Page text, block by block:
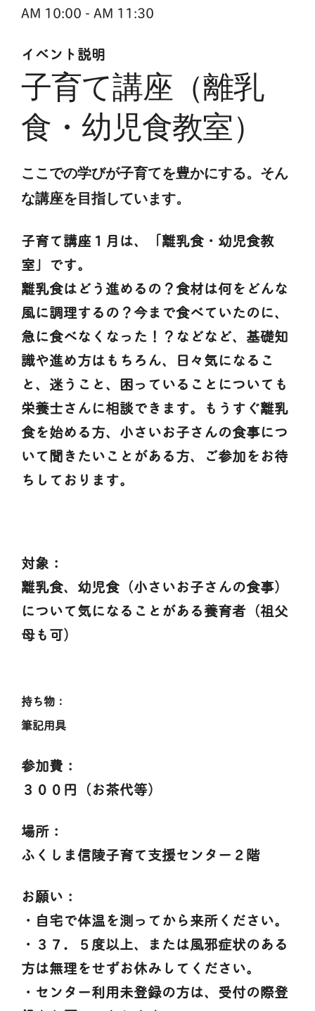
AM 10:00 - AM 11:30
イベント説明
子育て講座（離乳
食・幼児食教室）
ここでの学びが子育てを豊かにする。そん
な講座を目指しています。
子育て講座１月は、「離乳食・幼児食教
室」です。
離乳食はどう進めるの？食材は何をどんな
風に調理するの？今まで食べていたのに、
急に食べなくなった！？などなど、基礎知
識や進め方はもちろん、日々気になるこ
と、迷うこと、困っていることについても
栄養士さんに相談できます。もうすぐ離乳
食を始める方、小さいお子さんの食事につ
いて聞きたいことがある方、ご参加をお待
ちしております。
対象：
離乳食、幼児食（小さいお子さんの食事）
について気になることがある養育者（祖父
母も可）
持ち物：
筆記用具
参加費：
３００円（お茶代等）
場所：
ふくしま信陵子育て支援センター２階
お願い：
・自宅で体温を測ってから来所ください。
・３７．５度以上、または風邪症状のある
方は無理をせずお休みしてください。
・センター利用未登録の方は、受付の際登